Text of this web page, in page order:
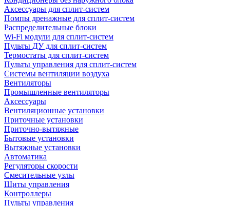
Аксессуары для сплит-систем
Помпы дренажные для сплит-систем
Распределительные блоки
Wi-Fi модули для сплит-систем
Пульты ДУ для сплит-систем
Термостаты для сплит-систем
Пульты управления для сплит-систем
Системы вентиляции воздуха
Вентиляторы
Промышленные вентиляторы
Аксессуары
Вентиляционные установки
Приточные установки
Приточно-вытяжные
Бытовые установки
Вытяжные установки
Автоматика
Регуляторы скорости
Смесительные узлы
Щиты управления
Контроллеры
Пульты управления